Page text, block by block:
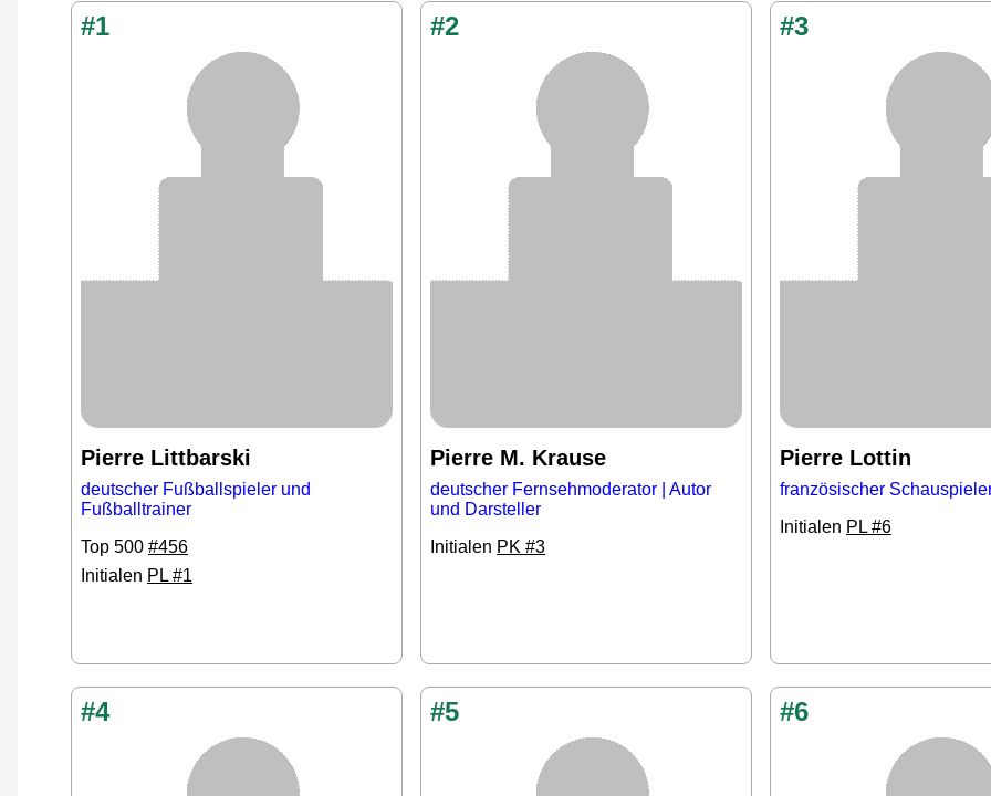
#1
Pierre Littbarski
deutscher Fußballspieler und
Fußballtrainer
Top 500 #456
Initialen PL #1
#2
Pierre M. Krause
deutscher Fernsehmoderator | Autor
und Darsteller
Initialen PK #3
#3
Pierre Lottin
französischer
Initialen PL #6
#4 #5 #6